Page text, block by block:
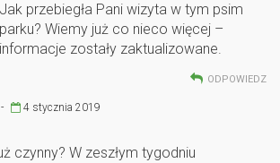
Jak przebiegła Pani wizyta w tym psim
parku? Wiemy już co nieco więcej –
informacje zostały zaktualizowane.
ODPOWIEDZ
- 4 stycznia 2019
czynny? W zeszłym tygodniu